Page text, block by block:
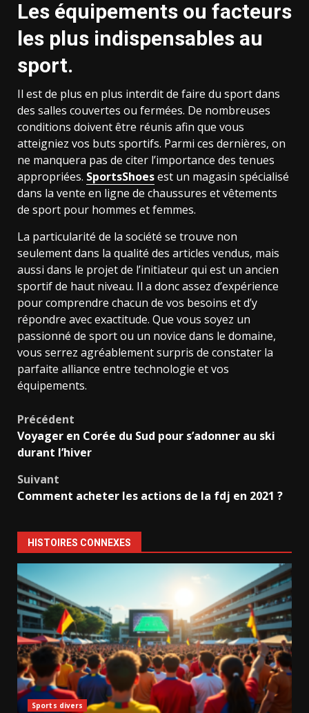
Les équipements ou facteurs
les plus indispensables au
sport.
Il est de plus en plus interdit de faire du sport dans
des salles couvertes ou fermées. De nombreuses
conditions doivent être réunis afin que vous
atteigniez vos buts sportifs. Parmi ces dernières, on
ne manquera pas de citer l’importance des tenues
appropriées. SportsShoesest un magasin spécialisé
dans la vente en ligne de chaussures et vêtements
de sport pour hommes et femmes.
La particularité de la société se trouve non
seulement dans la qualité des articles vendus, mais
aussi dans le projet de l’initiateur qui est un ancien
sportif de haut niveau. Il a donc assez d’expérience
pour comprendre chacun de vos besoins et d’y
répondre avec exactitude. Que vous soyez un
passionné de sport ou un novice dans le domaine,
vous serrez agréablement surpris de constater la
parfaite alliance entre technologie et vos
équipements.
Navigation
d’article
Précédent
Voyager en Corée du Sud pour s’adonner au ski
durant l’hiver
Suivant
Comment acheter les actions de la fdj en 2021 ?
HISTOIRES CONNEXES
Sports divers